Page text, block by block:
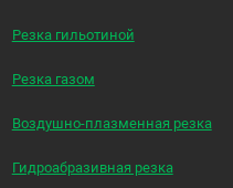
Резка гильотиной
Резка газом
Воздушно-плазменная резка
Гидроабразивная резка